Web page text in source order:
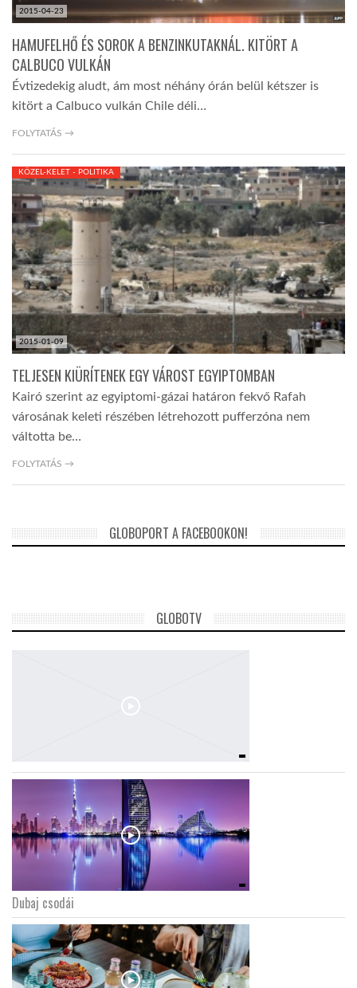
2015-04-23
HAMUFELHŐ ÉS SOROK A BENZINKUTAKNÁL. KITÖRT A
CALBUCO VULKÁN
Évtizedekig aludt, ám most néhány órán belül kétszer is
kitört a Calbuco vulkán Chile déli…
FOLYTATÁS →
2015-01-09
KÖZEL-KELET - POLITIKA
TELJESEN KIÜRÍTENEK EGY VÁROST EGYIPTOMBAN
Kairó szerint az egyiptomi-gázai határon fekvő Rafah
városának keleti részében létrehozott pufferzóna nem
váltotta be…
FOLYTATÁS →
GLOBOPORT A FACEBOOKON!
GLOBOTV
Dubaj csodái